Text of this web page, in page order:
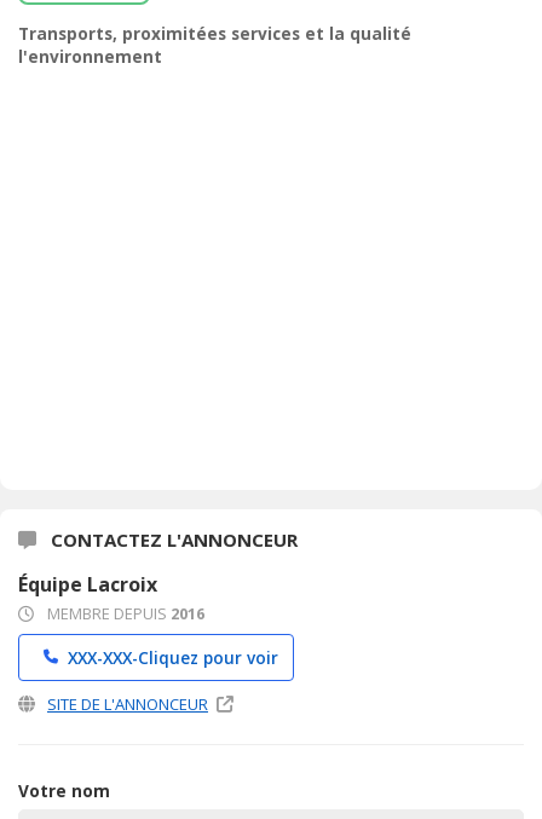
Transports, proximitées services et la qualité
l'environnement
CONTACTEZ L'ANNONCEUR
Équipe Lacroix
MEMBRE DEPUIS 2016
XXX-XXX-Cliquez pour voir
SITE DE L'ANNONCEUR
Votre nom